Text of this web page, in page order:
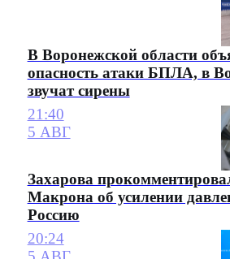
В Воронежской области
опасность атаки БПЛА, в
звучат сирены
21:40
5 АВГ
Захарова
Макрона об усилении
Россию
20:24